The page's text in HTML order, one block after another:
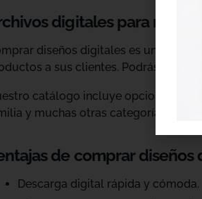
digitales para
diseños digitales es una
a sus clientes. Podrás
catálogo incluye opciones
y muchas otras categorías.
de comprar diseños
Descarga digital rápida y cómoda.